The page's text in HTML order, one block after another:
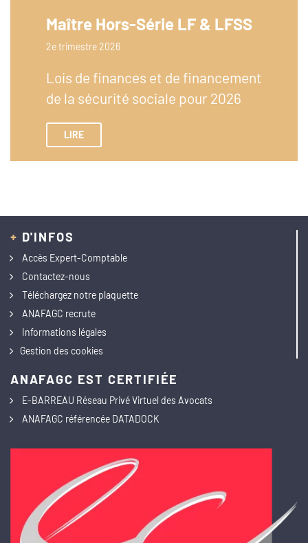
Maître Hors-Série LF & LFSS
2e trimestre 2026
Lois de finances et de financement
de la sécurité sociale pour 2026
LIRE
+ D'INFOS
Accès Expert-Comptable
Contactez-nous
Téléchargez notre plaquette
ANAFAGC recrute
Informations légales
Gestion des cookies
ANAFAGC EST CERTIFIÉE
E-BARREAU Réseau Privé Virtuel des Avocats
ANAFAGC référencée DATADOCK